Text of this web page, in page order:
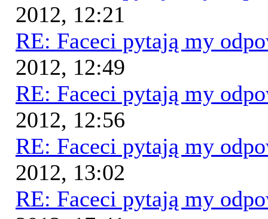
2012, 12:21
RE: Faceci pytają my
2012, 12:49
RE: Faceci pytają my
2012, 12:56
RE: Faceci pytają my
2012, 13:02
RE: Faceci pytają my